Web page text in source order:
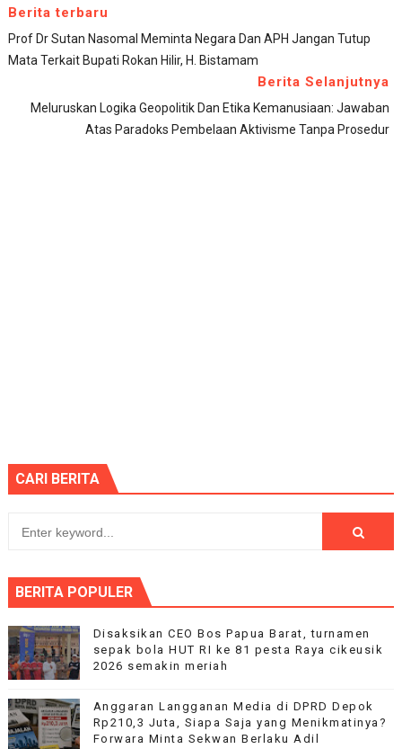
Berita terbaru
Prof Dr Sutan Nasomal Meminta Negara Dan APH Jangan Tutup
Mata Terkait Bupati Rokan Hilir, H. Bistamam
Berita Selanjutnya
Meluruskan Logika Geopolitik Dan Etika Kemanusiaan: Jawaban
Atas Paradoks Pembelaan Aktivisme Tanpa Prosedur
CARI BERITA
BERITA POPULER
Disaksikan CEO Bos Papua Barat, turnamen
sepak bola HUT RI ke 81 pesta Raya cikeusik
2026 semakin meriah
Anggaran Langganan Media di DPRD Depok
Rp210,3 Juta, Siapa Saja yang Menikmatinya?
Forwara Minta Sekwan Berlaku Adil